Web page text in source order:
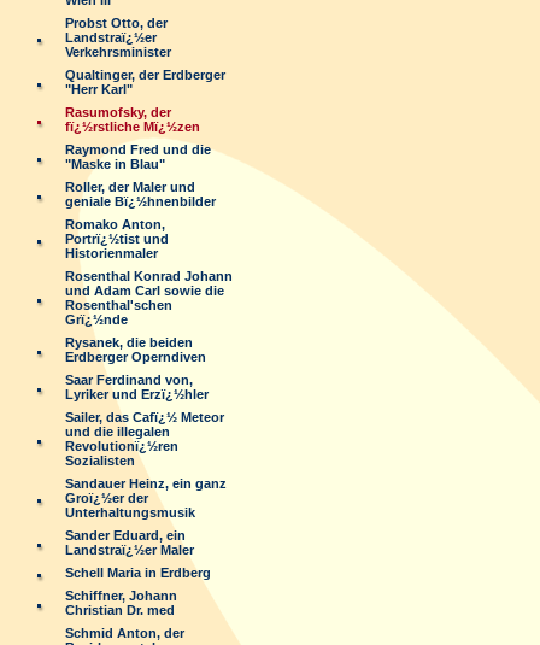
Probst Otto, der
Landstraï¿½er
Verkehrsminister
Qualtinger, der Erdberger
"Herr Karl"
Rasumofsky, der
fï¿½rstliche Mï¿½zen
Raymond Fred und die
"Maske in Blau"
Roller, der Maler und
geniale Bï¿½hnenbilder
Romako Anton,
Portrï¿½tist und
Historienmaler
Rosenthal Konrad Johann
und Adam Carl sowie die
Rosenthal'schen
Grï¿½nde
Rysanek, die beiden
Erdberger Operndiven
Saar Ferdinand von,
Lyriker und Erzï¿½hler
Sailer, das Cafï¿½ Meteor
und die illegalen
Revolutionï¿½ren
Sozialisten
Sandauer Heinz, ein ganz
Groï¿½er der
Unterhaltungsmusik
Sander Eduard, ein
Landstraï¿½er Maler
Schell Maria in Erdberg
Schiffner, Johann
Christian Dr. med
Schmid Anton, der